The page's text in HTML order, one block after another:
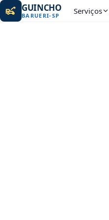
GUINCHO
BARUERI-SP Serviços